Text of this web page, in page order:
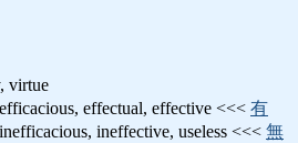
virtue
effectual, effective <<< 有
ineffective, useless <<< 無